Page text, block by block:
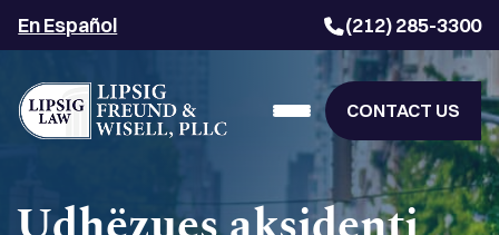
En Español (212) 285-3300
CONTACT US